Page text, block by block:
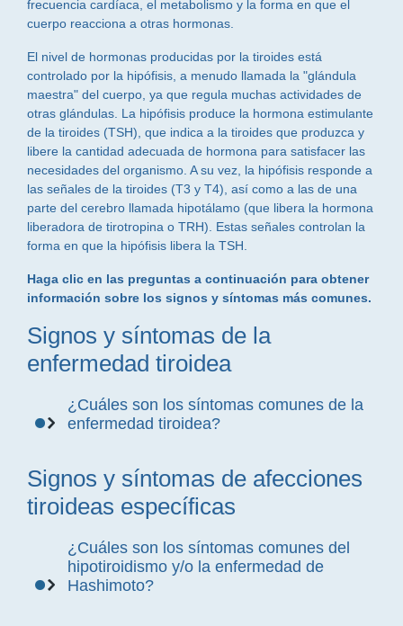
frecuencia cardíaca, el metabolismo y la forma en que el
cuerpo reacciona a otras hormonas.
El nivel de hormonas producidas por la tiroides está
controlado por la hipófisis, a menudo llamada la "glándula
maestra" del cuerpo, ya que regula muchas actividades de
otras glándulas. La hipófisis produce la hormona estimulante
de la tiroides (TSH), que indica a la tiroides que produzca y
libere la cantidad adecuada de hormona para satisfacer las
necesidades del organismo. A su vez, la hipófisis responde a
las señales de la tiroides (T3 y T4), así como a las de una
parte del cerebro llamada hipotálamo (que libera la hormona
liberadora de tirotropina o TRH). Estas señales controlan la
forma en que la hipófisis libera la TSH.
Haga clic en las preguntas a continuación para obtener
información sobre los signos y síntomas más comunes.
Signos y síntomas de la
enfermedad tiroidea
¿Cuáles son los síntomas comunes de la
enfermedad tiroidea?
muchos aspectos de la vida de una persona. Algunos
signos comunes de la enfermedad tiroidea incluyen:
Depresión, ansiedad o irritabilidad
Cambios en la memoria o la capacidad
Signos y síntomas de afecciones
tiroideas específicas
¿Cuáles son los síntomas comunes del
hipotiroidismo y/o la enfermedad de
Hashimoto?